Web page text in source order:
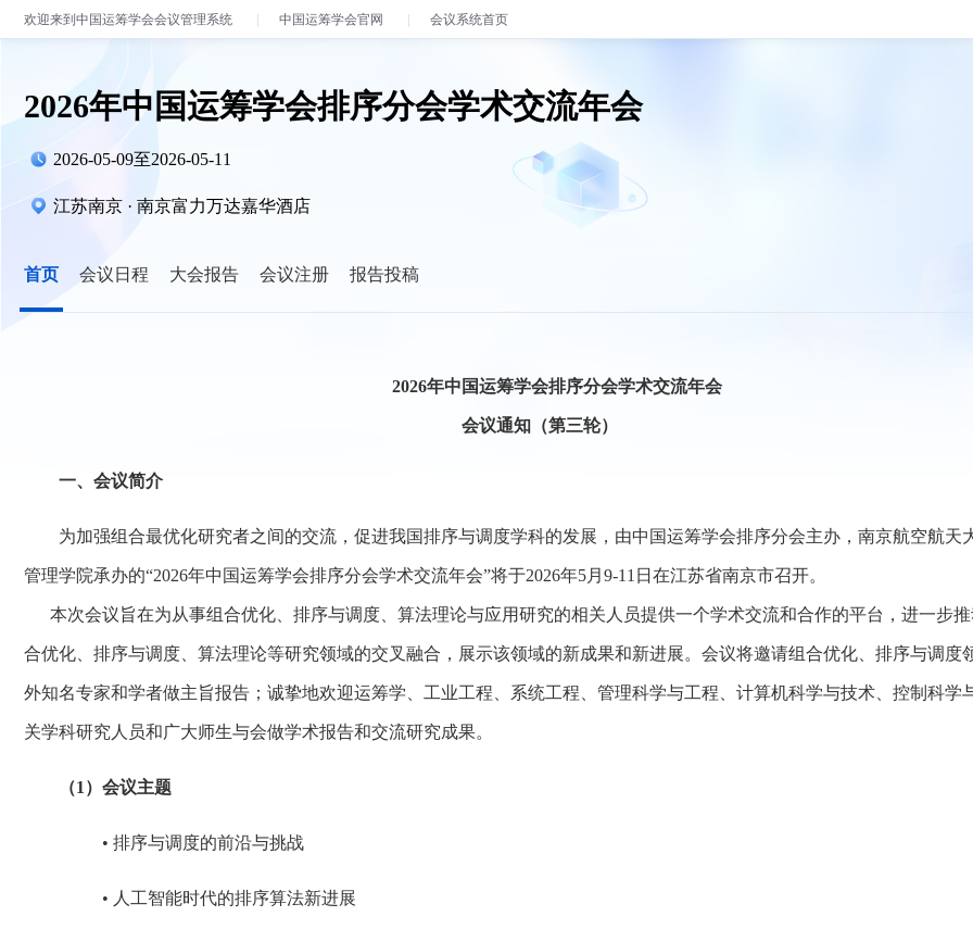
欢迎来到中国运筹学会会议管理系统 中国运筹学会官网 会议系统首页
2026年中国运筹学会排序分会学术交流年会
2026-05-09至2026-05-11
江苏南京 · 南京富力万达嘉华酒店
首页 会议日程 大会报告 会议注册 报告投稿
2026年中国运筹学会排序分会学术交流年会
会议通知（第三轮）
一、会议简介
为加强组合最优化研究者之间的交流，促进我国排序与调度学科的发展，由中国运筹学会排序分会主办，南京航空航天
管理学院承办的“2026年中国运筹学会排序分会学术交流年会”将于2026年5月9-11日在江苏省南京市召开。
本次会议旨在为从事组合优化、排序与调度、算法理论与应用研究的相关人员提供一个学术交流和合作的平台，进一步推
合优化、排序与调度、算法理论等研究领域的交叉融合，展示该领域的新成果和新进展。会议将邀请组合优化、排序与调度
外知名专家和学者做主旨报告；诚挚地欢迎运筹学、工业工程、系统工程、管理科学与工程、计算机科学与技术、控制科学
关学科研究人员和广大师生与会做学术报告和交流研究成果。
（1）会议主题
• 排序与调度的前沿与挑战
• 人工智能时代的排序算法新进展